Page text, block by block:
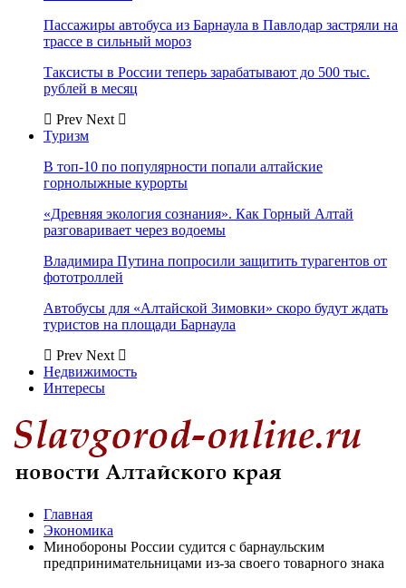
Пассажиры автобуса из Барнаула в Павлодар застряли на
трассе в сильный мороз
Таксисты в России теперь зарабатывают до 500 тыс.
рублей в месяц
Prev Next
Туризм
В топ-10 по популярности попали алтайские
горнолыжные курорты
«Древняя экология сознания». Как Горный Алтай
разговаривает через водоемы
Владимира Путина попросили защитить турагентов от
фототроллей
Автобусы для «Алтайской Зимовки» скоро будут ждать
туристов на площади Барнаула
Prev Next
Недвижимость
Интересы
Главная
Экономика
Минобороны России судится с барнаульским
предпринимательницами из-за своего товарного знака